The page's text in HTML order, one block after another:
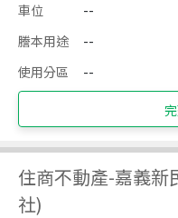
車位
--
謄本用途
--
使用分區
--
住商不動產-嘉義新
社)